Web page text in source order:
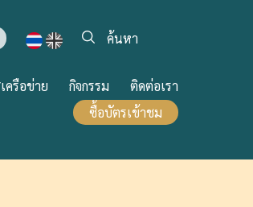
รือข่าย กิจกรรม
ติดต่อเรา
ซื้อบัตรเข้าชม